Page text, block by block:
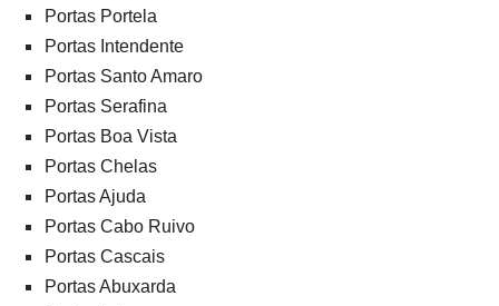
Portas Portela
Portas Intendente
Portas Santo Amaro
Portas Serafina
Portas Boa Vista
Portas Chelas
Portas Ajuda
Portas Cabo Ruivo
Portas Cascais
Portas Abuxarda